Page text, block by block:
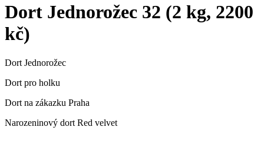
Dort Jednorožec 32 (2 kg, 2200
kč)
Dort Jednorožec
Dort pro holku
Dort na zákazku Praha
Narozeninový dort Red velvet